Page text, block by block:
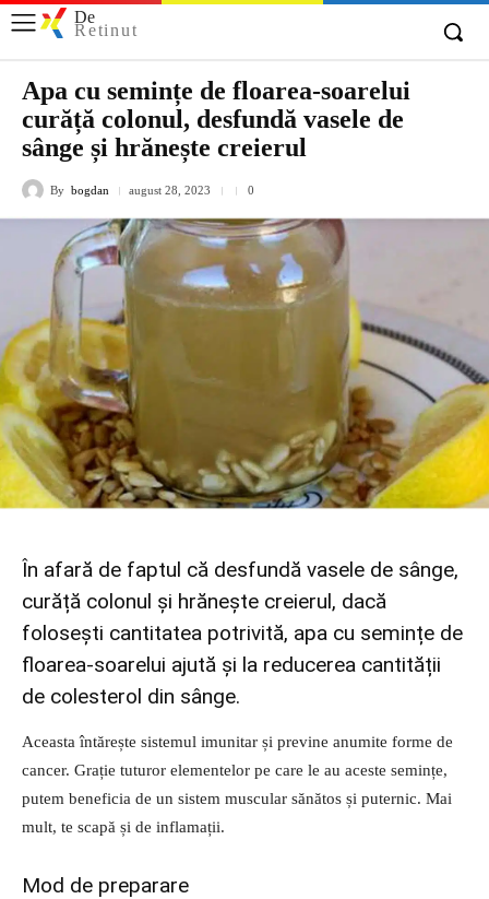
De
Retinut
Apa cu semințe de floarea-soarelui
curăță colonul, desfundă vasele de
sânge și hrănește creierul
By bogdan august 28, 2023 0
În afară de faptul că desfundă vasele de sânge,
curăță colonul și hrănește creierul, dacă
folosești cantitatea potrivită, apa cu semințe de
floarea-soarelui ajută și la reducerea cantității
de colesterol din sânge.
Aceasta întărește sistemul imunitar și previne anumite forme de
cancer. Grație tuturor elementelor pe care le au aceste semințe,
putem beneficia de un sistem muscular sănătos și puternic. Mai
mult, te scapă și de inflamații.
Mod de preparare